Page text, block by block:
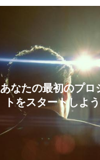
あなたの最初のプロ
トをスタートしよう